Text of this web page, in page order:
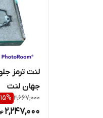
جهان لنت
2,667,000
15%
2,247,000